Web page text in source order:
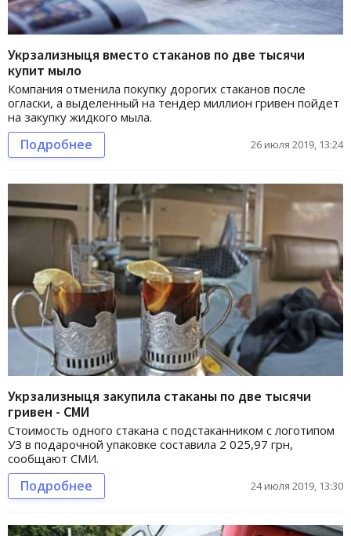
Укрзализныця вместо стаканов по две тысячи
купит мыло
Компания отменила покупку дорогих стаканов после
огласки, а выделенный на тендер миллион гривен пойдет
на закупку жидкого мыла.
Подробнее 26 июля 2019, 13:24
Укрзализныця закупила стаканы по две тысячи
гривен - СМИ
Стоимость одного стакана с подстаканником с логотипом
УЗ в подарочной упаковке составила 2 025,97 грн,
сообщают СМИ.
Подробнее 24 июля 2019, 13:30